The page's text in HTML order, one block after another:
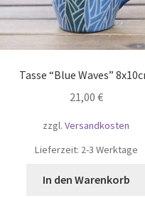
Tasse “Blue Waves”
21,00 €
zzgl. Versandkosten
Lieferzeit: 2-3 Werktage
In den Warenkorb